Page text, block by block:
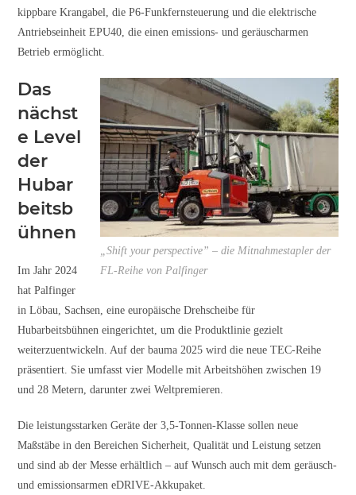
kippbare Krangabel, die P6-Funkfernsteuerung und die elektrische
Antriebseinheit EPU40, die einen emissions- und geräuscharmen
Betrieb ermöglicht.
„Shift your perspective” – die Mitnahmestapler der
FL-Reihe von Palfinger
Das
nächst
e Level
der
Hubar
beitsb
ühnen
Im Jahr 2024
hat Palfinger
in Löbau, Sachsen, eine europäische Drehscheibe für
Hubarbeitsbühnen eingerichtet, um die Produktlinie gezielt
weiterzuentwickeln. Auf der bauma 2025 wird die neue TEC-Reihe
präsentiert. Sie umfasst vier Modelle mit Arbeitshöhen zwischen 19
und 28 Metern, darunter zwei Weltpremieren.
Die leistungsstarken Geräte der 3,5-Tonnen-Klasse sollen neue
Maßstäbe in den Bereichen Sicherheit, Qualität und Leistung setzen
und sind ab der Messe erhältlich – auf Wunsch auch mit dem geräusch-
und emissionsarmen eDRIVE-Akkupaket.